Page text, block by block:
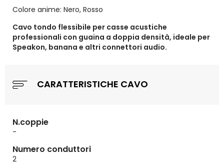
Colore anime: Nero, Rosso
Cavo tondo flessibile per casse acustiche
professionali con guaina a doppia densità, ideale per
Speakon, banana e altri connettori audio.
CARATTERISTICHE CAVO
N.coppie
-
Numero conduttori
2